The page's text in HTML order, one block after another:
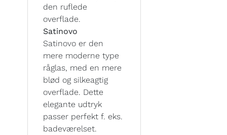
den ruflede
overflade.
Satinovo
Satinovo er den
mere moderne type
råglas, med en mere
blød og silkeagtig
overflade. Dette
elegante udtryk
passer perfekt f. eks.
badeværelset.